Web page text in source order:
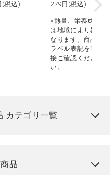
(税込)
279 円(税込)
※熱量、栄養成分
は地域により異
なります。商品
ラベル表記を直
接ご確認くださ
い。
カテゴリ一覧
品